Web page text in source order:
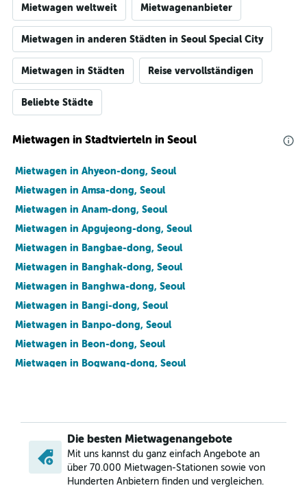
Mietwagen weltweit Mietwagenanbieter
Mietwagen in anderen Städten in Seoul Special City
Mietwagen in Städten Reise vervollständigen
Beliebte Städte
Mietwagen in Stadtvierteln in Seoul
Mietwagen in Ahyeon-dong, Seoul
Mietwagen in Amsa-dong, Seoul
Mietwagen in Anam-dong, Seoul
Mietwagen in Apgujeong-dong, Seoul
Mietwagen in Bangbae-dong, Seoul
Mietwagen in Banghak-dong, Seoul
Mietwagen in Banghwa-dong, Seoul
Mietwagen in Bangi-dong, Seoul
Mietwagen in Banpo-dong, Seoul
Mietwagen in Beon-dong, Seoul
Mietwagen in Bogwang-dong, Seoul
Mietwagen in Buam-dong, Seoul
Mietwagen in Bugahyeon-dong, Seoul
Mietwagen in Bukchang-dong, Seoul
Mietwagen in Bukgajwa-dong, Seoul
Die besten Mietwagenangebote
Mit uns kannst du ganz einfach Angebote an
über 70.000 Mietwagen-Stationen sowie von
Hunderten Anbietern finden und vergleichen.